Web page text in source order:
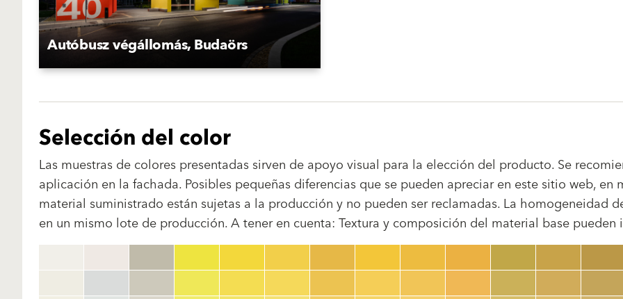
Autóbusz végállomás, Budaörs
Selección del color
Las muestras de colores presentadas sirven de apoyo visual para la elección del producto. Se
aplicación en la fachada. Posibles pequeñas diferencias que se pueden apreciar en este sitio web, en
material suministrado están sujetas a la producción y no pueden ser reclamadas. La homogeneidad
en un mismo lote de producción. A tener en cuenta: Textura y composición del material base